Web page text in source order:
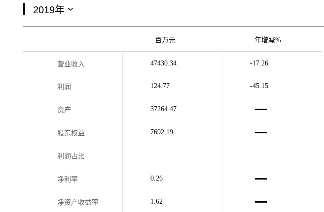
百万元 年增减%
营业收入 47430.34 -17.26
利润 124.77 -45.15
资产 37264.47
股东权益 7692.19
利润占比
净利率 0.26
净资产收益率 1.62